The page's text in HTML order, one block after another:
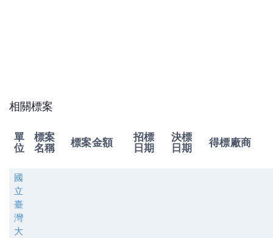
相關標案
單
位
標案
名稱
標案金額
招標
日期
決標
日期
得標廠商
國
立
臺
灣
大